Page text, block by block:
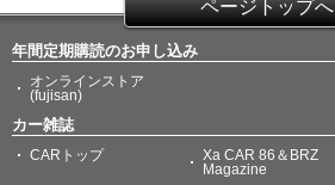
ページトップへ
年間定期購読のお申し込み
オンラインストア
(fujisan)
カー雑誌
CARトップ
Xa CAR 86＆BRZ
Magazine